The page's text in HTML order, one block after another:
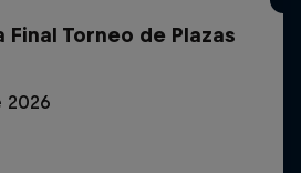
Final Torneo de Plazas
2026